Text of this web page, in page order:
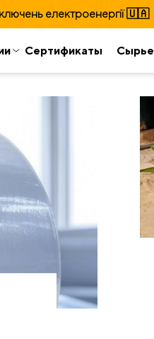
електроенергії 🇺🇦
Сертификаты Сырье